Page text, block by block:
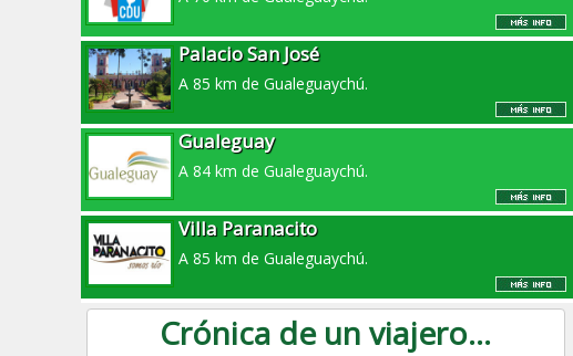
Palacio San José
A 85 km de Gualeguaychú.
Gualeguay
A 84 km de Gualeguaychú.
Villa Paranacito
A 85 km de Gualeguaychú.
Crónica de un viajero...